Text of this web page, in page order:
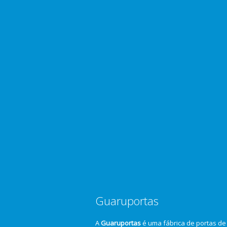
Guaruportas
AGuaruportasé uma fábrica de portas de